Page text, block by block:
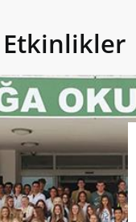
Etkinlikler